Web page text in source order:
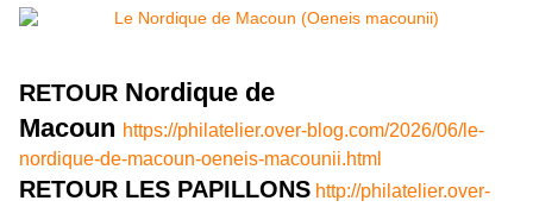
RETOUR Nordique de
Macoun https://philatelier.over-blog.com/2026/06/le-
nordique-de-macoun-oeneis-macounii.html
RETOUR LES PAPILLONS http://philatelier.over-